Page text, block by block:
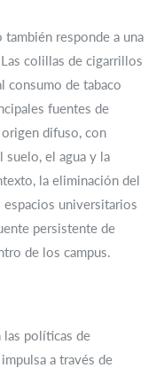
responde a una
colillas de cigarrillos
consumo de tabaco
fuentes de
difuso, con
el agua y la
la eliminación del
universitarios
persistente de
de los campus.
las políticas de
a través de